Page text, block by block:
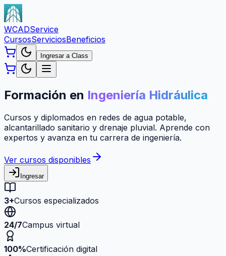
WCADService
CursosServiciosBeneficios
Ingresar a Class
Formación en Ingeniería Hidráulica
Cursos y diplomados en redes de agua potable,
alcantarillado sanitario y drenaje pluvial. Aprende con
expertos y avanza en tu carrera de ingeniería.
Ver cursos disponibles
Ingresar
3+Cursos especializados
24/7Campus virtual
100%Certificación digital